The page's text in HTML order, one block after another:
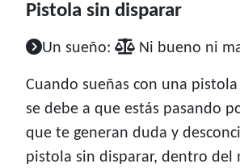
Pistola sin disparar
Un sueño: Ni bueno ni
Cuando sueñas con una
se debe a que estás pasando
que te generan duda y
pistola sin disparar, dentro del